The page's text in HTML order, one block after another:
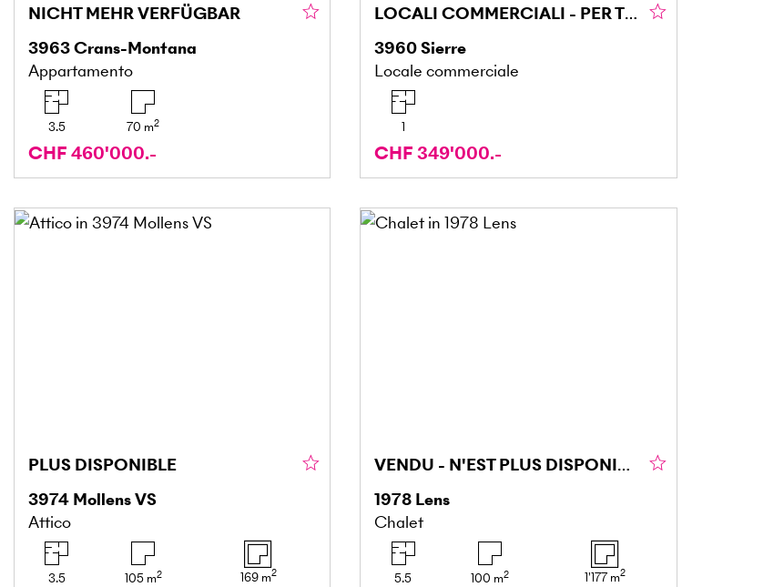
NICHT MEHR VERFÜGBAR
3963Crans-Montana
Appartamento
3.5 70 m2
CHF 460'000.-
LOCALI COMMERCIALI - PER TUTTE LE AZIENDE
3960Sierre
Locale commerciale
1
CHF 349'000.-
PLUS DISPONIBLE
3974 Mollens VS
Attico
3.5 105 m2 169 m2
VENDU - N'EST PLUS DISPONIBLE
1978 Lens
Chalet
5.5 100 m2 1'177 m2